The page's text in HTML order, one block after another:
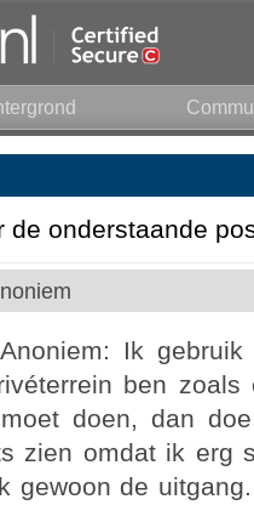
onderstaande
Ik
ben
doen, dan
zien omdat ik erg
gewoon de